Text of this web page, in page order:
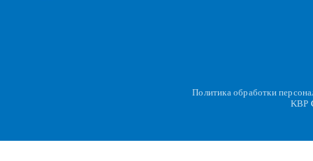
Политика обработки
KBP